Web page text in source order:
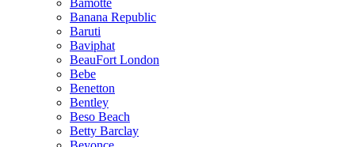
Bamotte
Banana Republic
Baruti
Baviphat
BeauFort London
Bebe
Benetton
Bentley
Beso Beach
Betty Barclay